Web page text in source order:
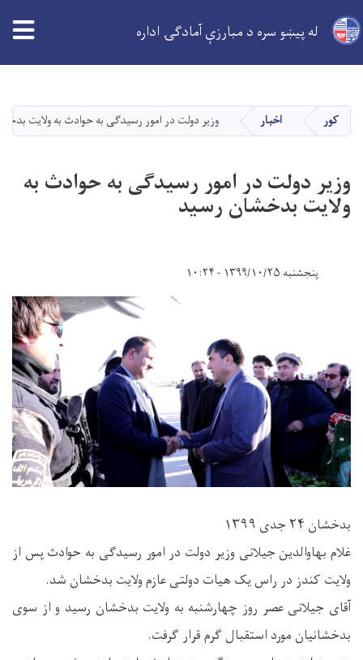
دانګل
له پیښو سره د مبارزې آمادګۍ اداره
کور اخبار وزیر دولت در امور رسیدگی به حوادث به ولایت
وزیر دولت در امور رسیدگی به حوادث به
ولایت بدخشان رسید
پنجشنبه ۱۳۹۹/۱۰/۲۵ - ۱۰:۲۴
بدخشان ۲۴ جدی ۱۳۹۹
غلام بهاوالدین جیلانی وزیر دولت در امور رسیدگی به حوادث پس از
ولایت کندز در راس یک هیات دولتی عازم ولایت بدخشان شد.
آقای جیلانی عصر روز‌ چهارشنبه به ولایت بدخشان رسید و از سوی
بدخشانیان مورد استقبال گرم قرار گرفت.